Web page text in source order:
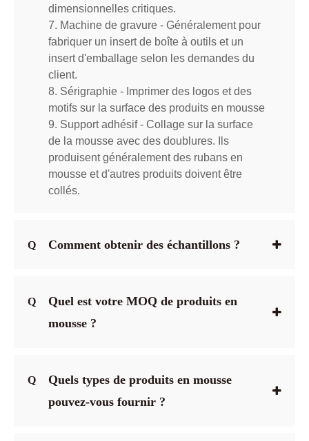
dimensionnelles critiques.
7. Machine de gravure - Généralement pour
fabriquer un insert de boîte à outils et un
insert d'emballage selon les demandes du
client.
8. Sérigraphie - Imprimer des logos et des
motifs sur la surface des produits en mousse
9. Support adhésif - Collage sur la surface
de la mousse avec des doublures. Ils
produisent généralement des rubans en
mousse et d'autres produits doivent être
collés.
Q Comment obtenir des échantillons ?
Q
Quel est votre MOQ de produits en
mousse ?
Q
Quels types de produits en mousse
pouvez-vous fournir ?